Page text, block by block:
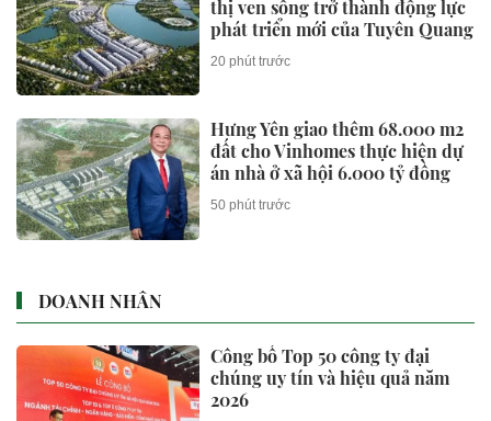
thị ven sông trở thành động lực
phát triển mới của Tuyên Quang
20 phút trước
Hưng Yên giao thêm 68.000 m2
đất cho Vinhomes thực hiện dự
án nhà ở xã hội 6.000 tỷ đồng
50 phút trước
DOANH NHÂN
Công bố Top 50 công ty đại
chúng uy tín và hiệu quả năm
2026